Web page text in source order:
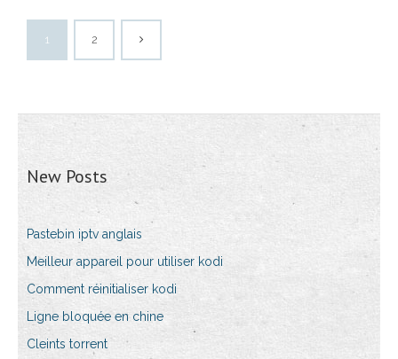
1 2
New Posts
Pastebin iptv anglais
Meilleur appareil pour utiliser kodi
Comment réinitialiser kodi
Ligne bloquée en chine
Cleints torrent